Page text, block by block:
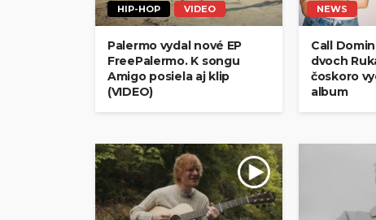
HIP-HOP
VIDEO
Palermo vydal nové EP
FreePalermo. K songu
Amigo posiela aj klip
(VIDEO)
NEWS
Call
dvoch
čoskoro
album